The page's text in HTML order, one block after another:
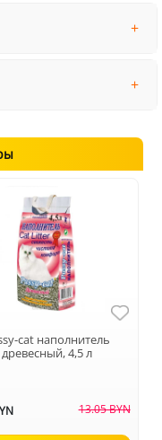
cat наполнитель
древесный, 4,5 л
13.05 BYN